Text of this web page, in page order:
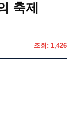
축제
조회: 1,426